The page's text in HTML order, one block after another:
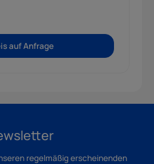
auf Anfrage
regelmäßig erscheinenden